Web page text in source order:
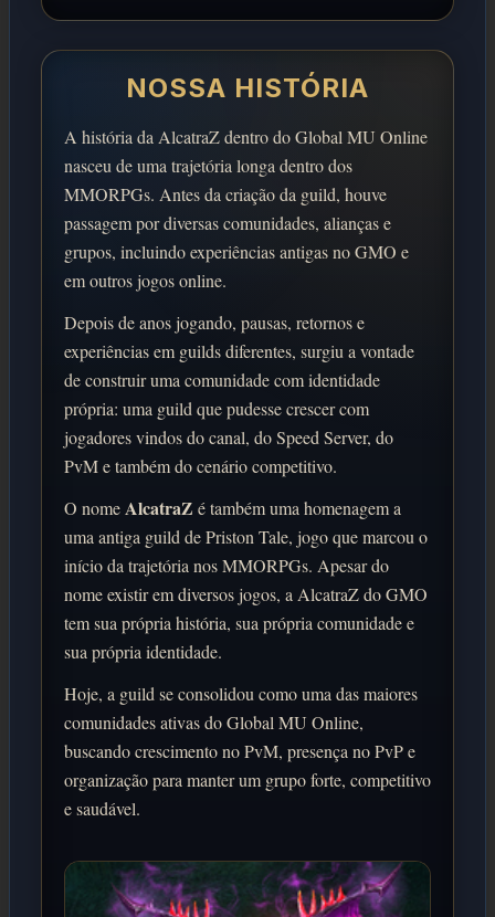
NOSSA HISTÓRIA
A história da AlcatraZ dentro do Global MU Online
nasceu de uma trajetória longa dentro dos
MMORPGs. Antes da criação da guild, houve
passagem por diversas comunidades, alianças e
grupos, incluindo experiências antigas no GMO e
em outros jogos online.
Depois de anos jogando, pausas, retornos e
experiências em guilds diferentes, surgiu a vontade
de construir uma comunidade com identidade
própria: uma guild que pudesse crescer com
jogadores vindos do canal, do Speed Server, do
PvM e também do cenário competitivo.
O nomeAlcatraZ é também uma homenagem a
uma antiga guild de Priston Tale, jogo que marcou o
início da trajetória nos MMORPGs. Apesar do
nome existir em diversos jogos, a AlcatraZ do GMO
tem sua própria história, sua própria comunidade e
sua própria identidade.
Hoje, a guild se consolidou como uma das maiores
comunidades ativas do Global MU Online,
buscando crescimento no PvM, presença no PvP e
organização para manter um grupo forte, competitivo
e saudável.